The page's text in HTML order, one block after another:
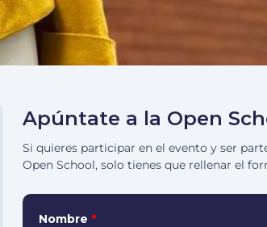
Apúntate a la Open
Si quieres participar en el evento y ser
Open School, solo tienes que rellenar el
Nombre *